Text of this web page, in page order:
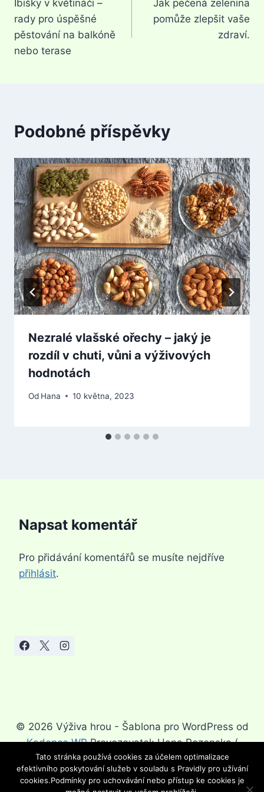
pro
příspěvek
Ibišky v květináči –
rady pro úspěšné
pěstování na balkóně
nebo terase
Jak pečená zelenina
pomůže zlepšit vaše
zdraví.
Podobné příspěvky
Nezralé vlašské ořechy – jaký je
rozdíl v chuti, vůni a výživových
hodnotách
Od Hana 10 května, 2023
Napsat komentář
Pro přidávání komentářů se musíte nejdříve
přihlásit.
© 2026 Výživa hrou - Šablona pro WordPress od
Kadence WPProvozovatel: Hana Rozenska (
Hanka.rozenska@seznam.cz)
Tato stránka používá cookies za účelem optimalizace
efektivního poskytování služeb v souladu s Pravidly pro užívání
cookies.Podmínky pro uchovávání nebo přístup ke cookies je